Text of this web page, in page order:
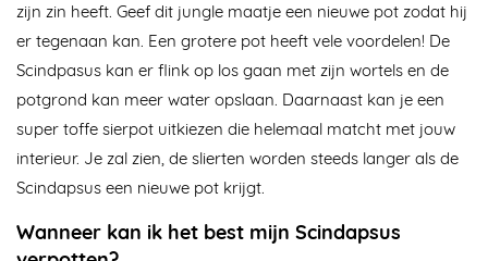
zijn zin heeft. Geef dit jungle maatje een nieuwe pot zodat hij
er tegenaan kan. Een grotere pot heeft vele voordelen! De
Scindpasus kan er flink op los gaan met zijn wortels en de
potgrond kan meer water opslaan. Daarnaast kan je een
super toffe sierpot uitkiezen die helemaal matcht met jouw
interieur. Je zal zien, de slierten worden steeds langer als de
Scindapsus een nieuwe pot krijgt.
Wanneer kan ik het best mijn Scindapsus